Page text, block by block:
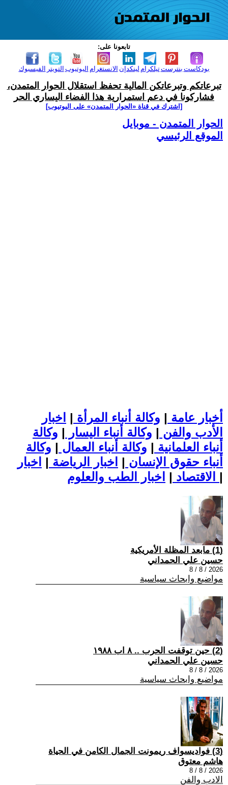
تابعونا على:
الفيسبوك التويتر اليوتيوب الانستغرام لينكدإن تيلكرامبنترست بودكاست
تبرعاتكم وتبرعاتكن المالية تحفظ استقلال الحوار المتمدن،
فشاركونا في دعم استمرارية هذا الفضاء اليساري الحر
[اشترك في قناة ‫«الحوار المتمدن» على اليوتيوب]
الحوار المتمدن - موبايل
الموقع الرئيسي
أخبار عامة | وكالة أنباء المرأة | اخبار
الأدب والفن | وكالة أنباء اليسار | وكالة
أنباء العلمانية | وكالة أنباء العمال | وكالة
أنباء حقوق الإنسان | اخبار الرياضة | اخبار
الاقتصاد | |
(1) مابعد المظلة الأمريكية
حسين علي الحمداني
2026 / 8 / 8
مواضيع وابحاث سياسية
(2) حين توقفت الحرب .. ٨ اب ١٩٨٨
حسين علي الحمداني
2026 / 8 / 8
مواضيع وابحاث سياسية
(3) فواديسواف ريمونت الجمال الكامن في الحياة
هاشم معتوق
2026 / 8 / 8
الادب والفن